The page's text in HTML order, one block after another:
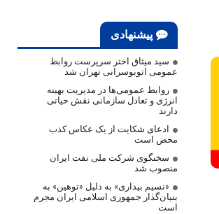
پیشنهادی
سید میثاق اختر سرپرست روابط
عمومی اتوبوسرانی تهران شد
روابط عمومی‌ها در مدیریت بهینه
انرژی و تعادل سازمانی نقش حیاتی
دارند
ادعای شکایت از یک عکاس کذب
محض است
سخنگوی شرکت ملی نفت ایران
منصوب شد
«نسیم بیداری» به دلیل «توهین» به
بنیان‌گذار جمهوری اسلامی ایران مجرم
است